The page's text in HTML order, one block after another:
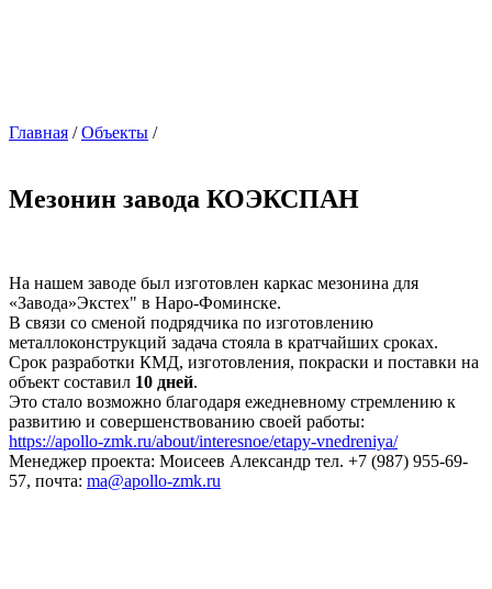
Главная /Объекты /
Мезонин завода КОЭКСПАН
На нашем заводе был изготовлен каркас мезонина для
«Завода»Экстех" в Наро-Фоминске.
В связи со сменой подрядчика по изготовлению
металлоконструкций задача стояла в кратчайших сроках.
Срок разработки КМД, изготовления, покраски и поставки на
объект составил 10 дней.
Это стало возможно благодаря ежедневному стремлению к
развитию и совершенствованию своей работы:
https://apollo-zmk.ru/about/interesnoe/etapy-vnedreniya/
Менеджер проекта: Моисеев Александр тел. +7 (987) 955-69-
57, почта: ma@apollo-zmk.ru